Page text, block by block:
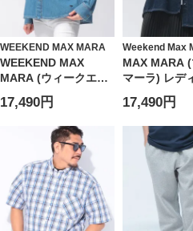
WEEKEND MAX MARA
WEEKEND MAX
MARA (ウィークエン
ド マックスマーラ) レ
ディース シャツ 長袖
ショート丈 ワンポケ
ット デニム シャツ
MXLFOGGIA6
17,490円
Weekend Max
MAX MARA
マーラ) レデ
ニムシャツ
ワンポイント
ト デニム シ
ケット
ッジャ
17,490円